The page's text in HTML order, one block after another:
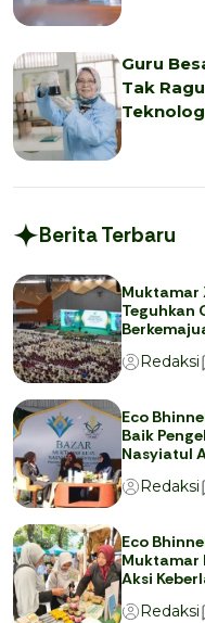
Guru
Tak
Berita Terbaru
Muktamar
Teguhkan
Redaksi
Eco
Baik
Nasyiatul
Redaksi
Eco
Muktamar
Aksi
Redaksi